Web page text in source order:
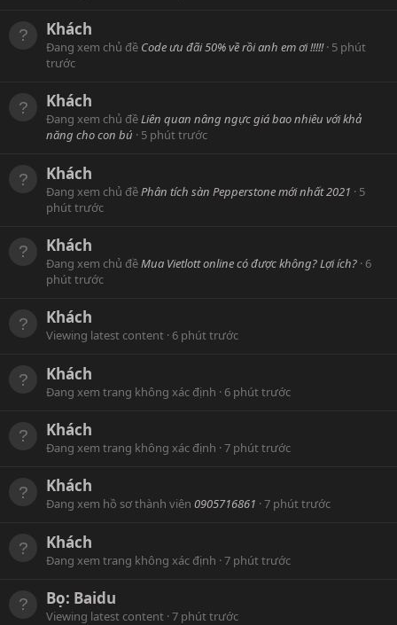
Khách
Đang xem chủ đề Code ưu đãi 50% về rồi anh em ơi !!!!! 5 phút
trước
Khách
Đang xem chủ đềLiên quan nâng ngực giá bao nhiêu với khả
năng cho con bú
5 phút trước
Khách
Đang xem chủ đềPhân tích sàn Pepperstone mới nhất 2021
5
phút trước
Khách
Đang xem chủ đềMua Vietlott online có được không? Lợi ích? 6
phút trước
Khách
Viewing latest content 6 phút trước
Khách
Đang xem trang không xác định 6 phút trước
Khách
Đang xem trang không xác định 7 phút trước
Khách
Đang xem hồ sơ thành viên 0905716861 7 phút trước
Khách
Đang xem trang không xác định 7 phút trước
Bọ: Baidu
Viewing latest content 7 phút trước